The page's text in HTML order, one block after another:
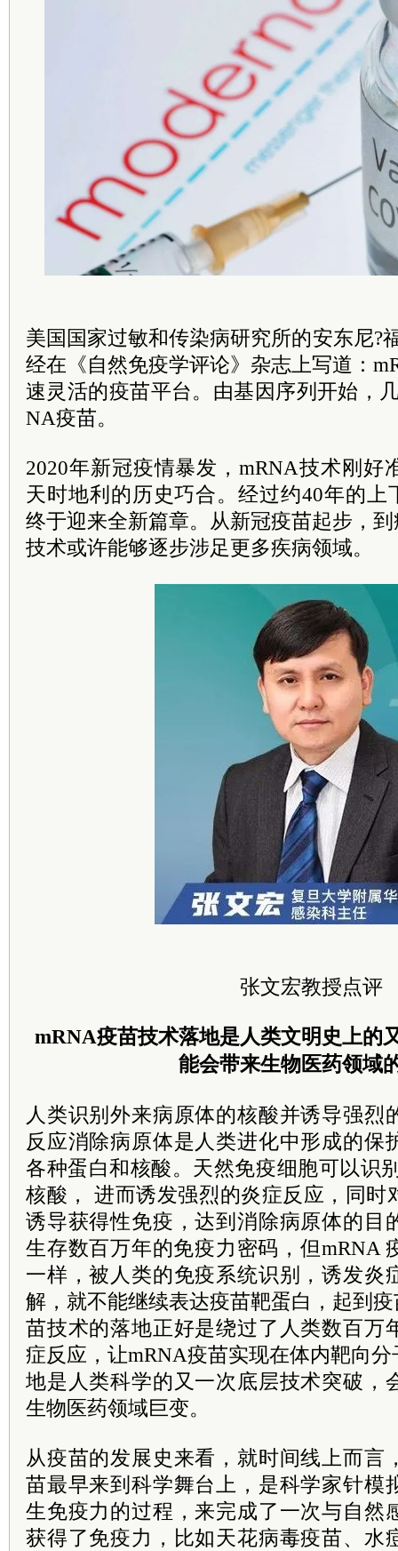
美国国家过敏和传染病研究所的安东尼?
经在《自然免疫学评论》杂志上写道：
速灵活的疫苗平台。由基因序列开始，
NA疫苗。
2020年新冠疫情暴发，mRNA技术刚好
天时地利的历史巧合。经过约40年的上
终于迎来全新篇章。从新冠疫苗起步，
技术或许能够逐步涉足更多疾病领域。
张文宏教授点评
mRNA疫苗技术落地是人类文明史上的
能会带来生物医药领域
人类识别外来病原体的核酸并诱导强烈
反应消除病原体是人类进化中形成的保
各种蛋白和核酸。天然免疫细胞可以识
核酸， 进而诱发强烈的炎症反应，同时
诱导获得性免疫，达到消除病原体的目
生存数百万年的免疫力密码，但mRNA
一样，被人类的免疫系统识别，诱发炎
解，就不能继续表达疫苗靶蛋白，起到
苗技术的落地正好是绕过了人类数百万
症反应，让mRNA疫苗实现在体内靶向
地是人类科学的又一次底层技术突破，
生物医药领域巨变。
从疫苗的发展史来看，就时间线上而言
苗最早来到科学舞台上，是科学家针模
生免疫力的过程，来完成了一次与自然
获得了免疫力，比如天花病毒疫苗、水